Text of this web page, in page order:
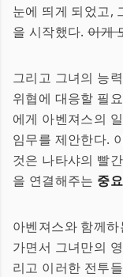
눈에 띄게 되었고,
을 시작했다.이게
그리고 그녀의 능
위협에 대응할 필
에게 아벤져스의
임무를 제안한다.
것은 나타샤의 빨
을 연결해주는 중
아벤져스와 함께
가면서 그녀만의
리고 이러한 전투